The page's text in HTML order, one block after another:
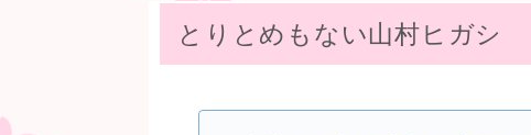
とりとめもない山村ヒガシ